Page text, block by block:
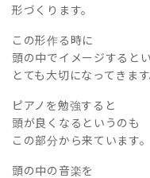
形づくります。
この形作る時に
頭の中でイメージすると
とても大切になってきます
ピアノを勉強すると
頭が良くなるというのも
この部分から来ています。
頭の中の音楽を